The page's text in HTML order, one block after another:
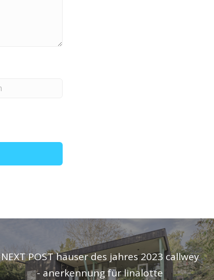
NEXT POSThäuser des jahres 2023 callwey
- anerkennung für linalotte